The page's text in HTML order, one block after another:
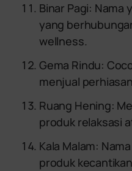
Binar Pagi: Nama
yang
wellness.
Gema Rindu:
menjual
Ruang Hening:
produk relaksasi
Kala Malam:
produk